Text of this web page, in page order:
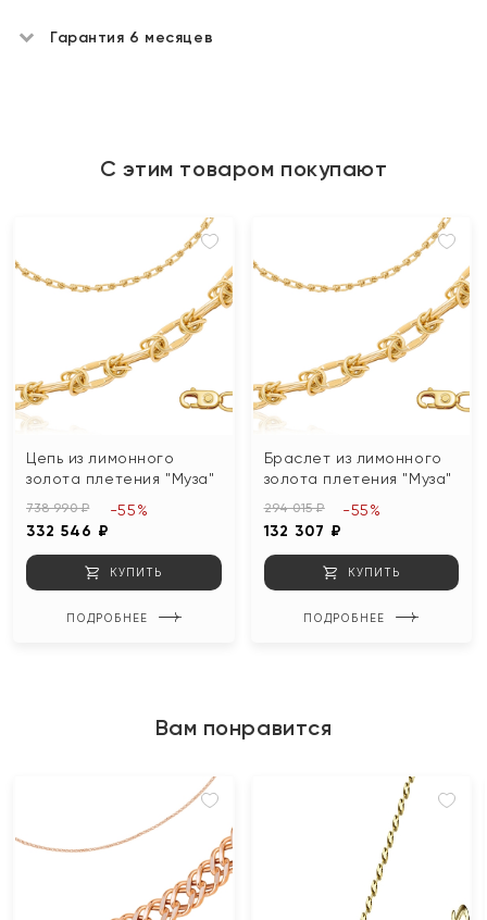
Гарантия 6 месяцев
С этим товаром покупают
Цепь из лимонного
золота плетения "Муза"
738 990 ₽
332 546 ₽
-55%
КУПИТЬ
ПОДРОБНЕЕ
Браслет из лимонного
золота плетения "Муза"
294 015 ₽
132 307 ₽
-55%
КУПИТЬ
ПОДРОБНЕЕ
Вам понравится